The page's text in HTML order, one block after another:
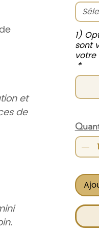
et
de
1)
sont
*